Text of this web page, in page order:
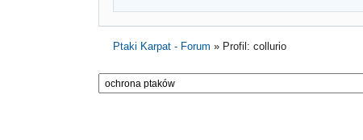
Ptaki Karpat - Forum » Profil: collurio